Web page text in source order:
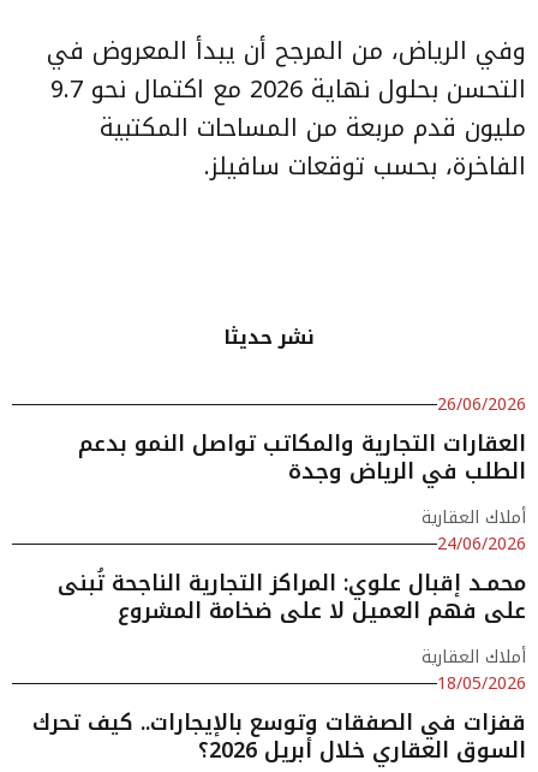
وفي الرياض، من المرجح أن يبدأ المعروض في
التحسن بحلول نهاية 2026 مع اكتمال نحو 9.7
مليون قدم مربعة من المساحات المكتبية
الفاخرة، بحسب توقعات سافيلز.
نشر حديثا
26/06/2026
العقارات التجارية والمكاتب تواصل النمو بدعم
الطلب في الرياض وجدة
أملاك العقارية
24/06/2026
محمـد إقبال علوي: المراكز التجارية الناجحة تُبنى
على فهم العميل لا على ضخامة المشروع
أملاك العقارية
18/05/2026
قفزات في الصفقات وتوسع بالإيجارات.. كيف تحرك
السوق العقاري خلال أبريل 2026؟